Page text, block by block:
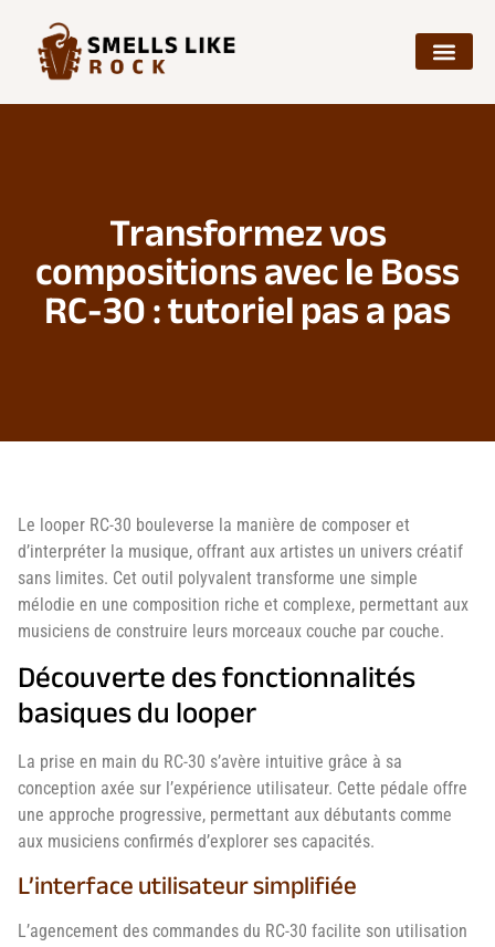
Transformez vos
compositions avec le Boss
RC-30 : tutoriel pas a pas
Le looper RC-30 bouleverse la manière de composer et
d’interpréter la musique, offrant aux artistes un univers créatif
sans limites. Cet outil polyvalent transforme une simple
mélodie en une composition riche et complexe, permettant aux
musiciens de construire leurs morceaux couche par couche.
Découverte des fonctionnalités
basiques du looper
La prise en main du RC-30 s’avère intuitive grâce à sa
conception axée sur l’expérience utilisateur. Cette pédale offre
une approche progressive, permettant aux débutants comme
aux musiciens confirmés d’explorer ses capacités.
L’interface utilisateur simplifiée
L’agencement des commandes du RC-30 facilite son utilisation